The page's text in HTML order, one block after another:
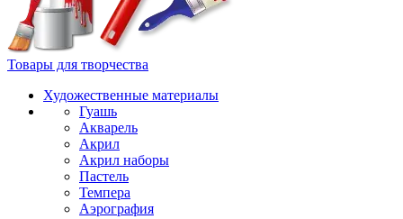
Товары для творчества
Художественные материалы
Гуашь
Акварель
Акрил
Акрил наборы
Пастель
Темпера
Аэрография